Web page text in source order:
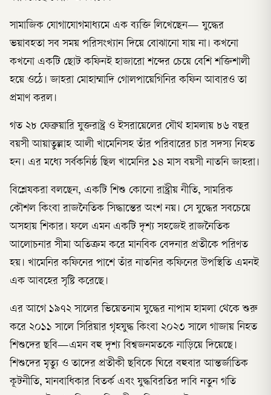
সামাজিক যোগাযোগমাধ্যমে এক ব্যক্তি লিখেছেন— যুদ্ধের
ভয়াবহতা সব সময় পরিসংখ্যান দিয়ে বোঝানো যায় না। কখনো
কখনো একটি ছোট কফিনই হাজারো শব্দের চেয়ে বেশি শক্তিশালী
হয়ে ওঠে। জাহরা মোহাম্মাদি গোলপায়েগিনির কফিন আবারও তা
প্রমাণ করল।
গত ২৮ ফেব্রুয়ারি যুক্তরাষ্ট্র ও ইসরায়েলের যৌথ হামলায় ৮৬ বছর
বয়সী আয়াতুল্লাহ আলী খামেনিসহ তাঁর পরিবারের চার সদস্য নিহত
হন। এর মধ্যে সর্বকনিষ্ঠ ছিল খামেনির ১৪ মাস বয়সী নাতনি জাহরা।
বিশ্লেষকরা বলছেন, একটি শিশু কোনো রাষ্ট্রীয় নীতি, সামরিক
কৌশল কিংবা রাজনৈতিক সিদ্ধান্তের অংশ নয়। সে যুদ্ধের সবচেয়ে
অসহায় শিকার। ফলে এমন একটি দৃশ্য সহজেই রাজনৈতিক
আলোচনার সীমা অতিক্রম করে মানবিক বেদনার প্রতীকে পরিণত
হয়। খামেনির কফিনের পাশে তাঁর নাতনির কফিনের উপস্থিতি এমনই
এক আবহের সৃষ্টি করেছে।
এর আগে ১৯৭২ সালের ভিয়েতনাম যুদ্ধের নাপাম হামলা থেকে শুরু
করে ২০১১ সালে সিরিয়ার গৃহযুদ্ধ কিংবা ২০২৩ সালে গাজায় নিহত
শিশুদের ছবি—এমন বহু দৃশ্য বিশ্বজনমতকে নাড়িয়ে দিয়েছে।
শিশুদের মৃত্যু ও তাদের প্রতীকী ছবিকে ঘিরে বহুবার আন্তর্জাতিক
কূটনীতি, মানবাধিকার বিতর্ক এবং যুদ্ধবিরতির দাবি নতুন গতি